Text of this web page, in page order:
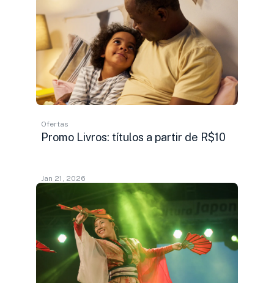
Ofertas
Promo Livros: títulos a partir de R$10
Jan 21, 2026